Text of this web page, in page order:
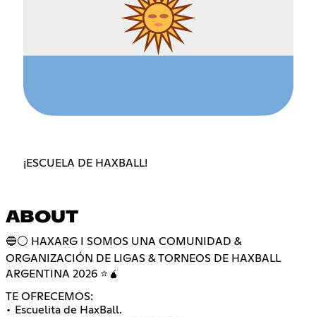
¡ESCUELA DE HAXBALL!
ABOUT
🔵⚪ HAXARG I SOMOS UNA COMUNIDAD &
ORGANIZACIÓN DE LIGAS & TORNEOS DE HAXBALL
ARGENTINA 2026 ⭐🧉
TE OFRECEMOS:
• Escuelita de HaxBall.